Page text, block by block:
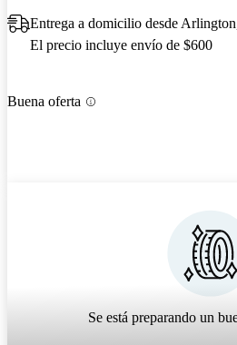
Entrega a domicilio desde
El precio incluye envío de $600
Buena oferta
Se está preparando un